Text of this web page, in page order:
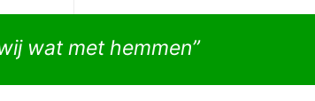
wat met hemmen”